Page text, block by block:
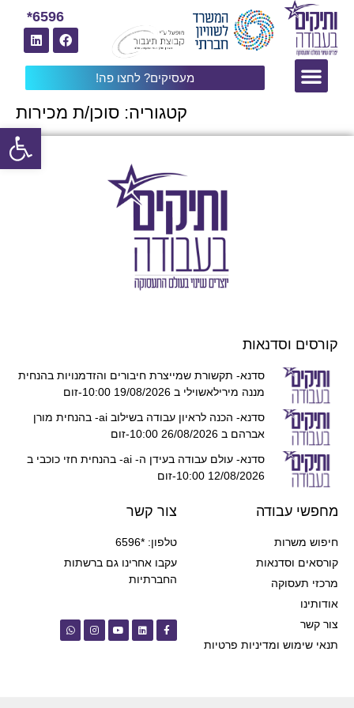
מעסיקים? לחצו פה!
6596*
קטגוריה: סוכן/ת מכירות
קורסים וסדנאות
סדנא- תקשורת שמייצרת חיבורים והזדמנויות בהנחית
מננה מירילאשוילי ב 19/08/2026 10:00-זום
סדנא- הכנה לראיון עבודה בשילוב ai- בהנחית מורן
אברהם ב 26/08/2026 10:00-זום
סדנא- עולם עבודה בעידן ה- ai- בהנחית חזי כוכבי ב
12/08/2026 10:00-זום
מחפשי עבודה
חיפוש משרות
קורסאים וסדנאות
מרכזי תעסוקה
אודותינו
צור קשר
תנאי שימוש ומדיניות פרטיות
צור קשר
טלפון: *6596
עקבו אחרינו גם ברשתות
החברתיות